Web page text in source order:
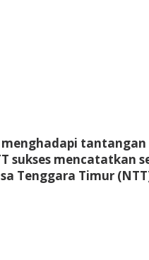
mencatatkan
Tenggara Timur